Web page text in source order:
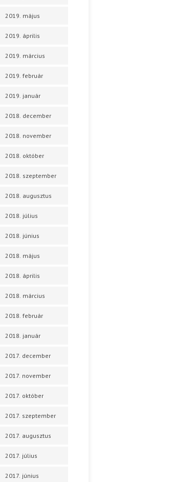
2019. május
2019. április
2019. március
2019. február
2019. január
2018. december
2018. november
2018. október
2018. szeptember
2018. augusztus
2018. július
2018. június
2018. május
2018. április
2018. március
2018. február
2018. január
2017. december
2017. november
2017. október
2017. szeptember
2017. augusztus
2017. július
2017. június